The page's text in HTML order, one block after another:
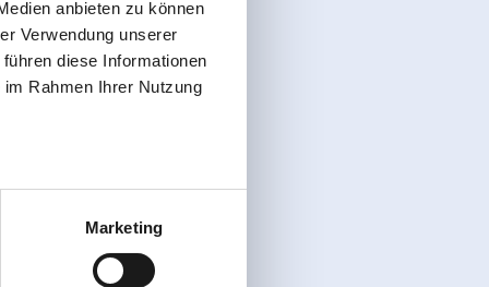
anbieten zu können
Verwendung unserer
diese Informationen
Rahmen Ihrer Nutzung
Marketing